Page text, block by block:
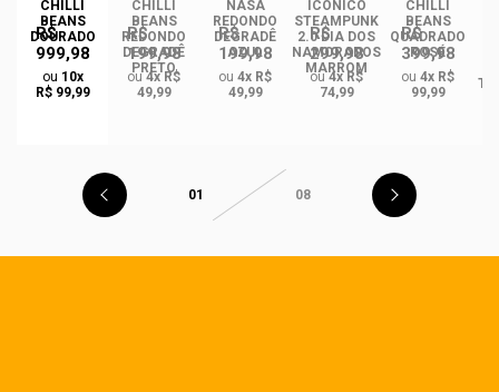
CHILLI
BEANS
DOURADO
R$
999,98
ou 10x
R$ 99,99
CHILLI
BEANS
REDONDO
DEGRADÊ
PRETO
R$
199,98
ou4x R$
49,99
NASA
REDONDO
DEGRADÊ
AZUL
R$
199,98
ou 4x R$
49,99
ICÔNICO
STEAMPUNK
2.0 DIA DOS
NAMORADOS
MARROM
R$
299,98
ou4x R$
74,99
CHILLI
BEANS
QUADRADO
ROSÉ
R$
399,98
ou 4x R$
99,99
01 08